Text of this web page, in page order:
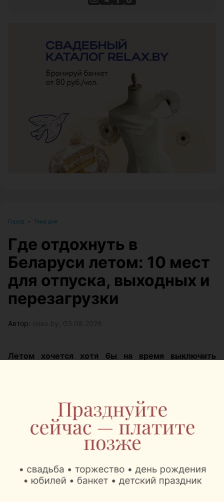
Город • Тема дня
Где отдохнуть в
Беларуси летом: 10 мест
для отпуска, выходных и
перезагрузки
Автор:
Летом хочется хотя бы на время выключить
разного отдыха и бюджета: с беседками, банями,
велопрогулками, пляжами, спортом, лесом и
форматами, где можно просто выдохнуть.
База отдыха на воде Robin Hood